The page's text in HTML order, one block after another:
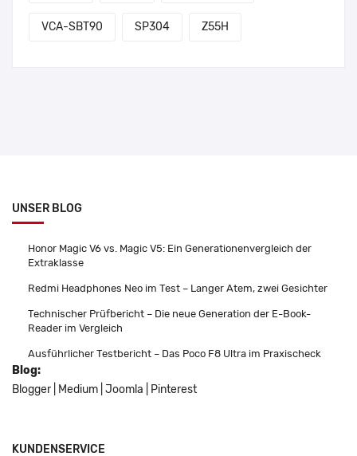
VCA-SBT90 SP304 Z55H
UNSER BLOG
Honor Magic V6 vs. Magic V5: Ein Generationenvergleich der
Extraklasse
Redmi Headphones Neo im Test – Langer Atem, zwei Gesichter
Technischer Prüfbericht – Die neue Generation der E-Book-
Reader im Vergleich
Ausführlicher Testbericht – Das Poco F8 Ultra im Praxischeck
Blog:
Blogger
Medium Joomla Pinterest
KUNDENSERVICE